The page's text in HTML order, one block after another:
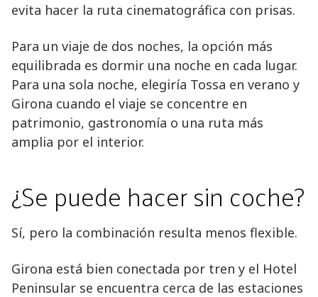
evita hacer la ruta cinematográfica con prisas.
Para un viaje de dos noches, la opción más
equilibrada es dormir una noche en cada lugar.
Para una sola noche, elegiría Tossa en verano y
Girona cuando el viaje se concentre en
patrimonio, gastronomía o una ruta más
amplia por el interior.
¿Se puede hacer sin coche?
Sí, pero la combinación resulta menos flexible.
Girona está bien conectada por tren y el Hotel
Peninsular se encuentra cerca de las estaciones